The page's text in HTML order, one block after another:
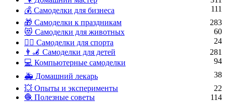
💰 Самоделки для бизнеса
111
🎁 Самоделки к праздникам
283
😻 Самоделки для животных
60
🏋️‍♀️ Самоделки для спорта
24
👨‍🦼 Самоделки для детей
281
💻 Компьютерные самоделки
94
🚑 Домашний лекарь
38
💥 Опыты и эксперименты
22
🧶 Полезные советы
114